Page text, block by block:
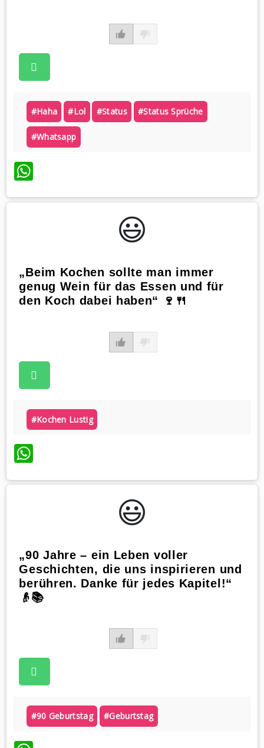
#haha #lol #status #status Sprüche
#whatsapp
WhatsApp
😃️
„Beim Kochen sollte man immer
genug Wein für das Essen und für
den Koch dabei haben“ 🍷🍴
#kochen Lustig
WhatsApp
😃️
„90 Jahre – ein Leben voller
Geschichten, die uns inspirieren und
berühren. Danke für jedes Kapitel!“
👴📚
#90 Geburtstag #geburtstag